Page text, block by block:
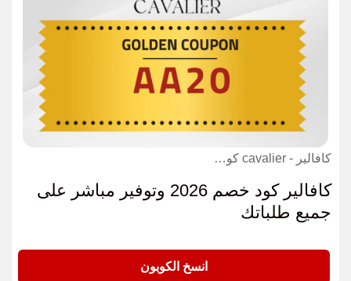
كافالير - cavalier كوبون
كافالير كود خصم 2026 وتوفير مباشر على
جميع طلباتك
انسخ الكوبون